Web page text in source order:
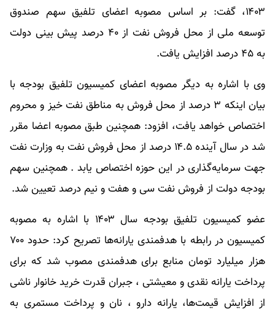
۱۴۰۳، گفت: بر اساس مصوبه اعضای تلفیق سهم صندوق
توسعه ملی از محل فروش نفت از ۴۰ درصد پیش بینی دولت
به ۴۵ درصد افزایش یافت.
وی با اشاره به دیگر مصوبه اعضای کمیسیون تلفیق بودجه با
بیان اینکه ۳ درصد از محل فروش به مناطق نفت خیز و محروم
اختصاص خواهد یافت، افزود: همچنین طبق مصوبه اعضا مقرر
شد در سال آینده ۱۴.۵ درصد از محل فروش نفت به وزارت نفت
جهت سرمایه‌گذاری در این حوزه اختصاص یابد . همچنین سهم
بودجه دولت از فروش نفت سی و هفت و نیم درصد تعیین شد.
عضو کمیسیون تلفیق بودجه سال ۱۴۰۳ با اشاره به مصوبه
کمیسیون در رابطه با هدفمندی یارانه‌ها تصریح کرد: حدود ۷۰۰
هزار میلیارد تومان منابع برای هدفمندی مصوب شد که برای
پرداخت یارانه نقدی و معیشتی ، جبران قدرت خرید خانوار ناشی
از افزایش قیمت‌ها، یارانه دارو ، نان و پرداخت مستمری به